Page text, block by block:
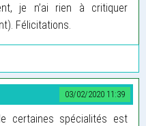
je n’ai rien à critiquer
Félicitations.
03/02/2020 11:39
certaines spécialités est